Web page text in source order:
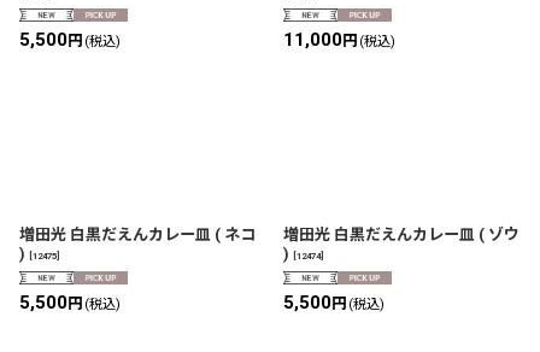
5,500円 (税込) 11,000円 (税込)
増田光 白黒だえんカレー皿 ( ネコ
)
12475
5,500円 (税込)
増田光 白黒だえんカレー皿 ( ゾウ
)
12474]
5,500円 (税込)